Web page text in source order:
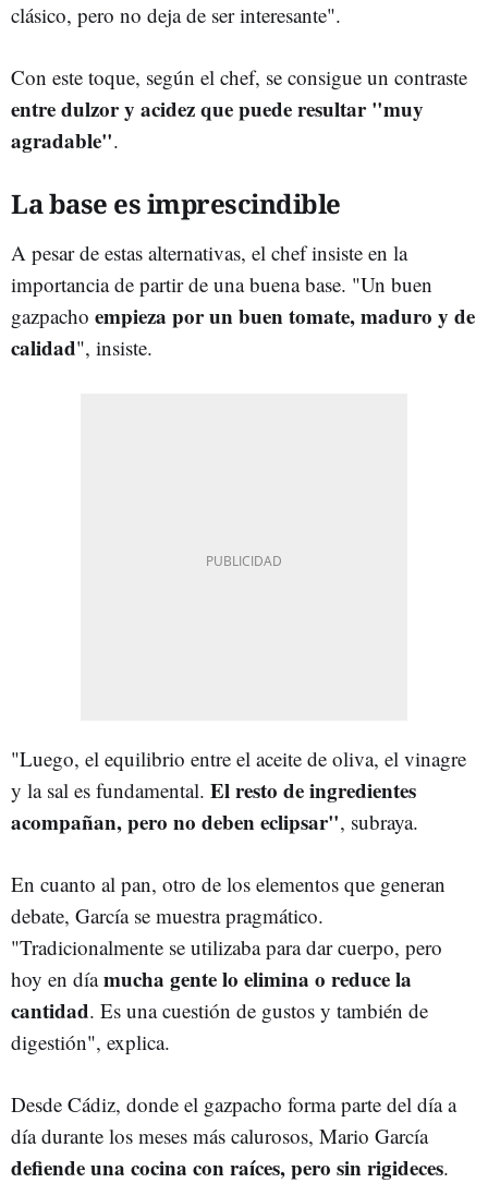
clásico, pero no deja de ser interesante".
Con este toque, según el chef, se consigue un contraste
entre dulzor y acidez que puede resultar "muy
agradable".
La base es imprescindible
A pesar de estas alternativas, el chef insiste en la
importancia de partir de una buena base. "Un buen
gazpacho empieza por un buen tomate, maduro y de
calidad", insiste.
"Luego, el equilibrio entre el aceite de oliva, el vinagre
y la sal es fundamental. El resto de ingredientes
acompañan, pero no deben eclipsar", subraya.
En cuanto al pan, otro de los elementos que generan
debate, García se muestra pragmático.
"Tradicionalmente se utilizaba para dar cuerpo, pero
hoy en díamucha gente lo elimina o reduce la
cantidad. Es una cuestión de gustos y también de
digestión", explica.
Desde Cádiz, donde el gazpacho forma parte del día a
día durante los meses más calurosos, Mario García
defiende una cocina con raíces, pero sin rigideces.